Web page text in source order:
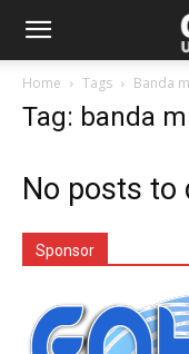
Home Tags Banda
Tag: banda
No posts to
Sponsor